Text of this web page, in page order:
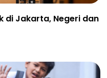
di Jakarta, Negeri dan